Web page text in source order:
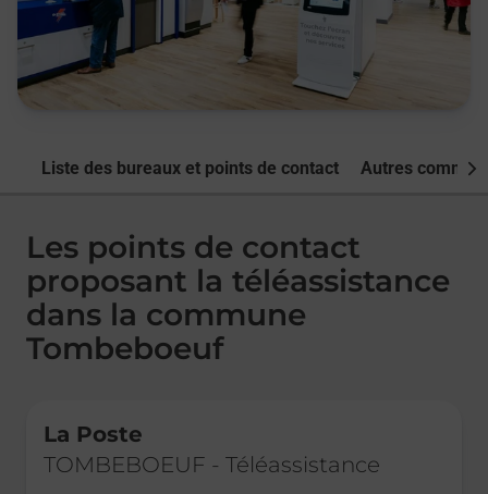
Liste des bureaux et points de contact Autres
Les points de contact
proposant la téléassistance
dans la commune
Tombeboeuf
La Poste
TOMBEBOEUF - Téléassistance